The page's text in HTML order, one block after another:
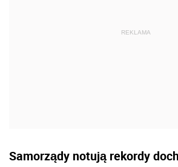
Samorządy notują rekordy